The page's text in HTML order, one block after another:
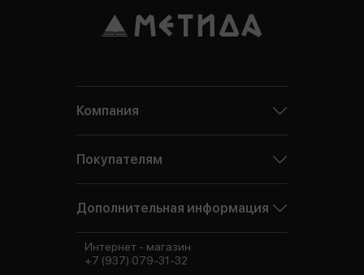
Компания
Покупателям
Дополнительная информация
Интернет - магазин:
+7 (937) 079-31-32